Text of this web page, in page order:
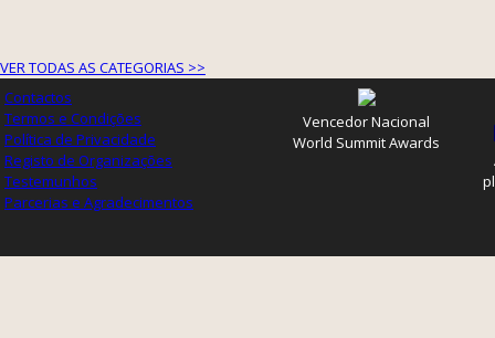
VER TODAS AS CATEGORIAS >>
Contactos
Termos e Condições
Política de Privacidade
Registo de Organizações
Testemunhos
Parcerias e Agradecimentos
Vencedor Nacional
World Summit Awards